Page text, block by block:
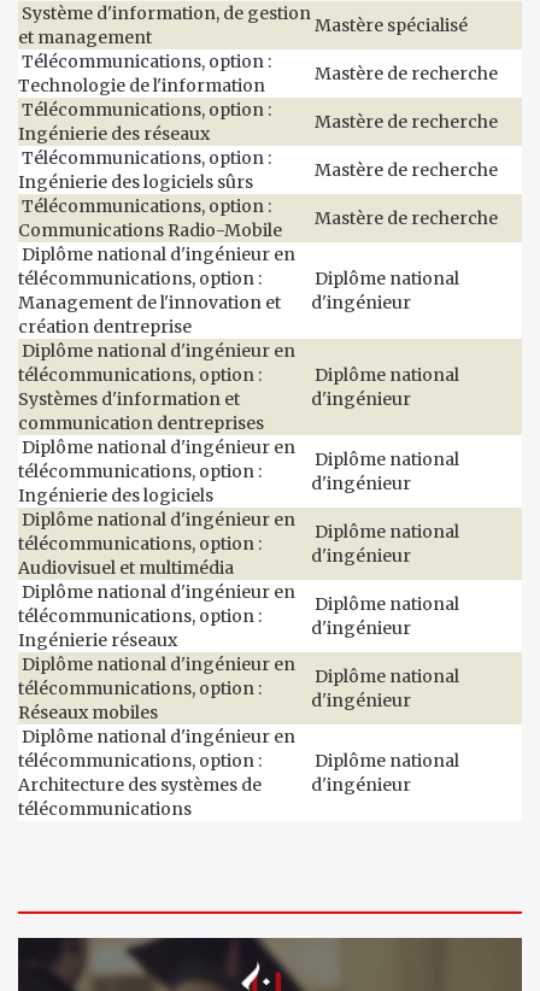
Système d'information, de gestion
et management
Mastère spécialisé
Télécommunications, option :
Technologie de l'information
Mastère de recherche
Télécommunications, option :
Ingénierie des réseaux
Mastère de recherche
Télécommunications, option :
Ingénierie des logiciels sûrs
Mastère de recherche
Télécommunications, option :
Communications Radio-Mobile
Mastère de recherche
Diplôme national d'ingénieur en
télécommunications, option :
Management de l'innovation et
création dentreprise
Diplôme national
d'ingénieur
Diplôme national d'ingénieur en
télécommunications, option :
Systèmes d'information et
communication dentreprises
Diplôme national
d'ingénieur
Diplôme national d'ingénieur en
télécommunications, option :
Ingénierie des logiciels
Diplôme national
d'ingénieur
Diplôme national d'ingénieur en
télécommunications, option :
Audiovisuel et multimédia
Diplôme national
d'ingénieur
Diplôme national d'ingénieur en
télécommunications, option :
Ingénierie réseaux
Diplôme national
d'ingénieur
Diplôme national d'ingénieur en
télécommunications, option :
Réseaux mobiles
Diplôme national
d'ingénieur
Diplôme national d'ingénieur en
télécommunications, option :
Architecture des systèmes de
télécommunications
Diplôme national
d'ingénieur